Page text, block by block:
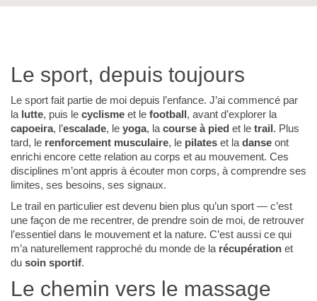
Le sport, depuis toujours
Le sport fait partie de moi depuis l’enfance. J’ai commencé par
la lutte, puis le cyclisme et le football, avant d’explorer la
capoeira, l’escalade, le yoga, la course à pied et le trail. Plus
tard, le renforcement musculaire, le pilates et la danse ont
enrichi encore cette relation au corps et au mouvement. Ces
disciplines m’ont appris à écouter mon corps, à comprendre ses
limites, ses besoins, ses signaux.
Le trail en particulier est devenu bien plus qu’un sport — c’est
une façon de me recentrer, de prendre soin de moi, de retrouver
l’essentiel dans le mouvement et la nature. C’est aussi ce qui
m’a naturellement rapproché du monde de la récupération et
du soin sportif.
Le chemin vers le massage